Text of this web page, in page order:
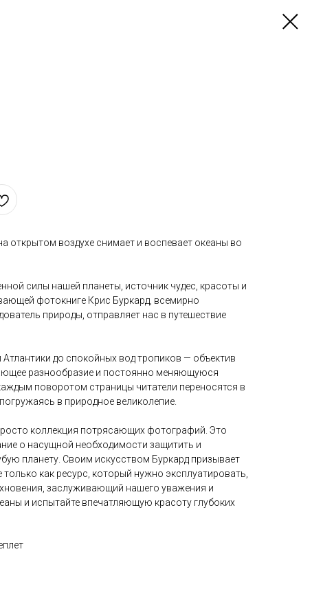
открытом воздухе снимает и воспевает океаны во
силы нашей планеты, источник чудес, красоты и
фотокниге Крис Буркард, всемирно
природы, отправляет нас в путешествие
до спокойных вод тропиков — объектив
разнообразие и постоянно меняющуюся
поворотом страницы читатели переносятся в
в природное великолепие.
коллекция потрясающих фотографий. Это
о насущной необходимости защитить и
планету. Своим искусством Буркард призывает
как ресурс, который нужно эксплуатировать,
заслуживающий нашего уважения и
и испытайте впечатляющую красоту глубоких